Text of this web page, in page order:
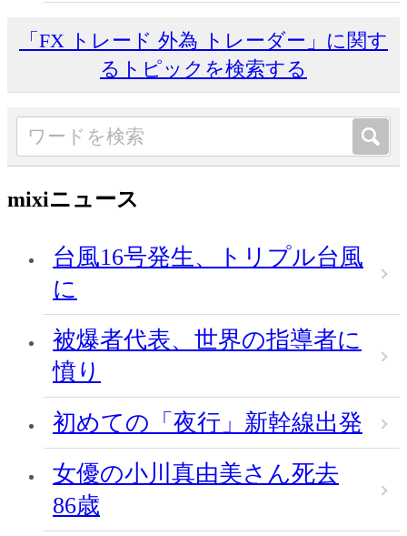
「FX トレード 外為 トレーダー」に関す
るトピックを検索する
mixiニュース
台風16号発生、トリプル台風
に
被爆者代表、世界の指導者に
憤り
初めての「夜行」新幹線出発
女優の小川真由美さん死去
86歳